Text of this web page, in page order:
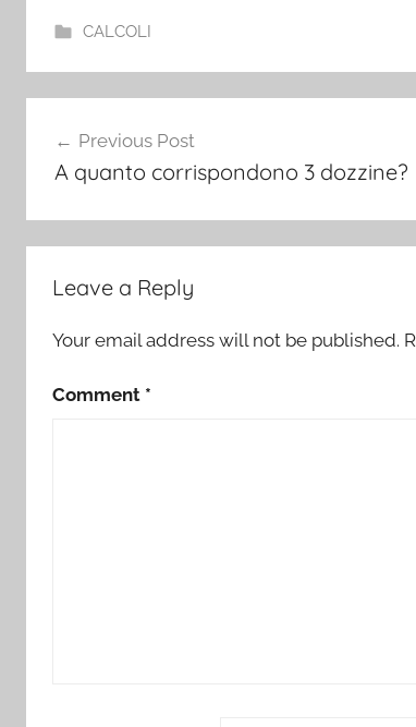
CALCOLI
navigation
Previous Post
A quanto corrispondono 3 dozzine?
Leave a Reply
Your email address will not be published.
Comment *